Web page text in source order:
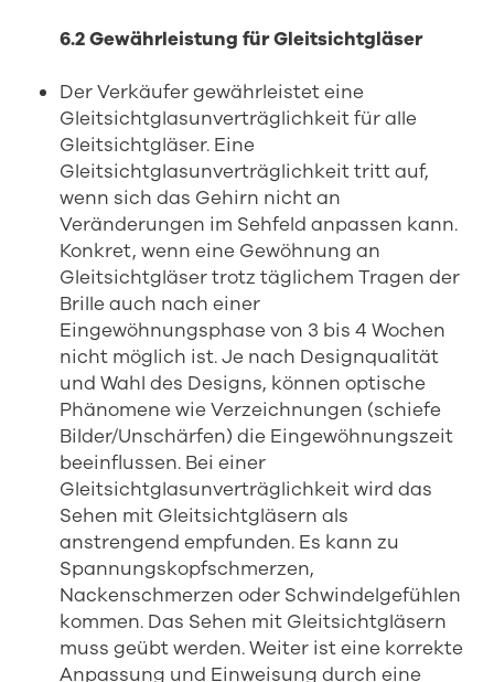
6.2 Gewährleistung für Gleitsichtgläser
Der Verkäufer gewährleistet eine
Gleitsichtglasunverträglichkeit für alle
Gleitsichtgläser. Eine
Gleitsichtglasunverträglichkeit tritt auf,
wenn sich das Gehirn nicht an
Veränderungen im Sehfeld anpassen kann.
Konkret, wenn eine Gewöhnung an
Gleitsichtgläser trotz täglichem Tragen der
Brille auch nach einer
Eingewöhnungsphase von 3 bis 4 Wochen
nicht möglich ist. Je nach Designqualität
und Wahl des Designs, können optische
Phänomene wie Verzeichnungen (schiefe
Bilder/Unschärfen) die Eingewöhnungszeit
beeinflussen. Bei einer
Gleitsichtglasunverträglichkeit wird das
Sehen mit Gleitsichtgläsern als
anstrengend empfunden. Es kann zu
Spannungskopfschmerzen,
Nackenschmerzen oder Schwindelgefühlen
kommen. Das Sehen mit Gleitsichtgläsern
muss geübt werden. Weiter ist eine korrekte
Anpassung und Einweisung durch eine